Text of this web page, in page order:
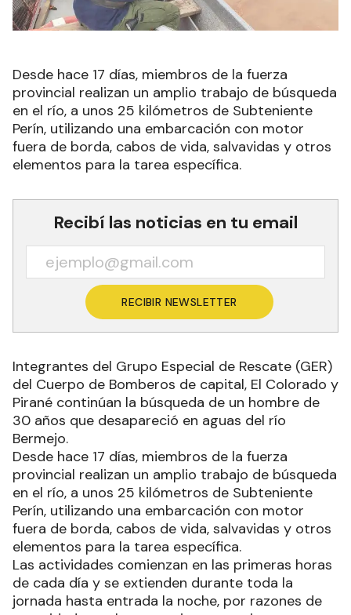
Desde hace 17 días, miembros de la fuerza
provincial realizan un amplio trabajo de búsqueda
en el río, a unos 25 kilómetros de Subteniente
Perín, utilizando una embarcación con motor
fuera de borda, cabos de vida, salvavidas y otros
elementos para la tarea específica.
Recibí las noticias en tu email
RECIBIR NEWSLETTER
Integrantes del Grupo Especial de Rescate (GER)
del Cuerpo de Bomberos de capital, El Colorado y
Pirané continúan la búsqueda de un hombre de
30 años que desapareció en aguas del río
Bermejo.
Desde hace 17 días, miembros de la fuerza
provincial realizan un amplio trabajo de búsqueda
en el río, a unos 25 kilómetros de Subteniente
Perín, utilizando una embarcación con motor
fuera de borda, cabos de vida, salvavidas y otros
elementos para la tarea específica.
Las actividades comienzan en las primeras horas
de cada día y se extienden durante toda la
jornada hasta entrada la noche, por razones de